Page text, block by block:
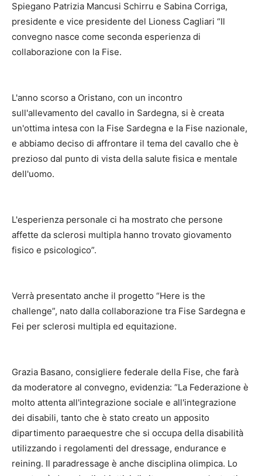
Spiegano Patrizia Mancusi Schirru e Sabina Corriga,
presidente e vice presidente del Lioness Cagliari “Il
convegno nasce come seconda esperienza di
collaborazione con la Fise.
L'anno scorso a Oristano, con un incontro
sull'allevamento del cavallo in Sardegna, si è creata
un'ottima intesa con la Fise Sardegna e la Fise nazionale,
e abbiamo deciso di affrontare il tema del cavallo che è
prezioso dal punto di vista della salute fisica e mentale
dell'uomo.
L'esperienza personale ci ha mostrato che persone
affette da sclerosi multipla hanno trovato giovamento
fisico e psicologico”.
Verrà presentato anche il progetto “Here is the
challenge”, nato dalla collaborazione tra Fise Sardegna e
Fei per sclerosi multipla ed equitazione.
Grazia Basano, consigliere federale della Fise, che farà
da moderatore al convegno, evidenzia: “La Federazione è
molto attenta all'integrazione sociale e all'integrazione
dei disabili, tanto che è stato creato un apposito
dipartimento paraequestre che si occupa della disabilità
utilizzando i regolamenti del dressage, endurance e
reining. Il paradressage è anche disciplina olimpica. Lo